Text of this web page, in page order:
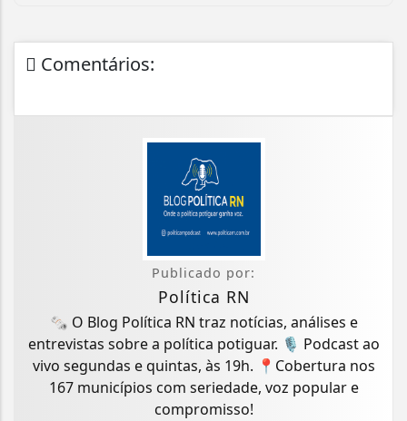
Comentários:
Publicado por:
Política RN
🗞️ O Blog Política RN traz notícias, análises e
entrevistas sobre a política potiguar. 🎙️ Podcast ao
vivo segundas e quintas, às 19h. 📍Cobertura nos
167 municípios com seriedade, voz popular e
compromisso!